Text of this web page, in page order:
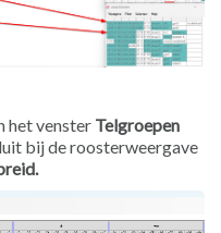
het venster Telgroepen
bij de roosterweergave